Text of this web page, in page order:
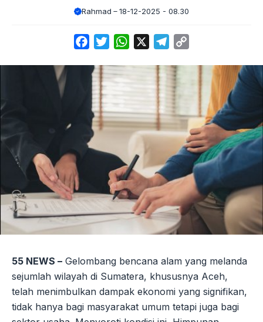
Rahmad 18-12-2025 - 08.30
FacebookTwitterWhatsApp Telegram
55 NEWS – Gelombang bencana alam yang melanda
sejumlah wilayah di Sumatera, khususnya Aceh,
telah menimbulkan dampak ekonomi yang signifikan,
tidak hanya bagi masyarakat umum tetapi juga bagi